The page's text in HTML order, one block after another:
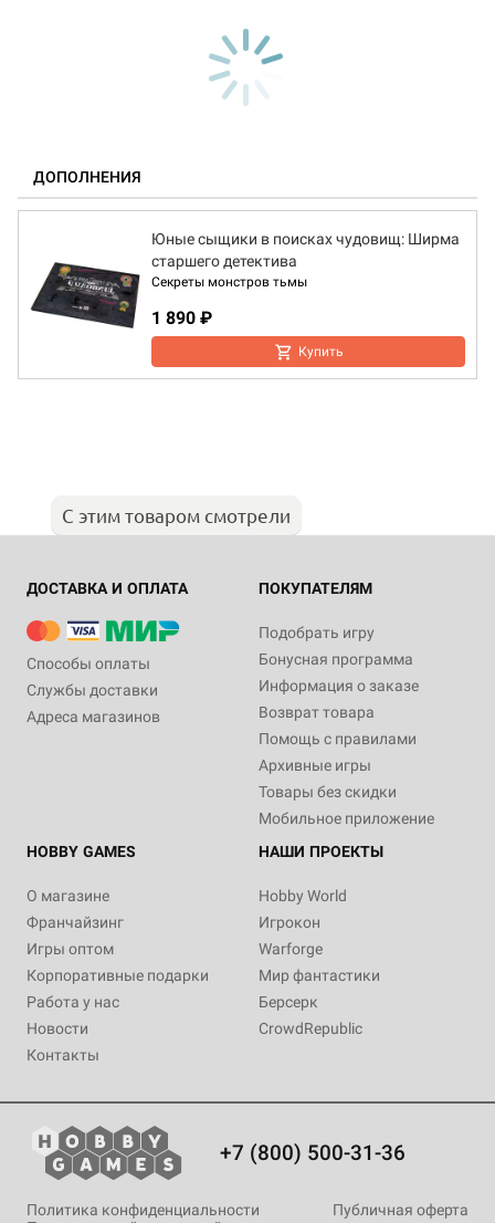
ДОПОЛНЕНИЯ
Юные сыщики в поисках чудовищ: Ширма
старшего детектива
Секреты монстров тьмы
1 890 ₽
Купить
С этим товаром смотрели
ДОСТАВКА И ОПЛАТА
Способы оплаты
Службы доставки
Адреса магазинов
ПОКУПАТЕЛЯМ
Подобрать игру
Бонусная программа
Информация о заказе
Возврат товара
Помощь с правилами
Архивные игры
Товары без скидки
Мобильное приложение
HOBBY GAMES
О магазине
Франчайзинг
Игры оптом
Корпоративные подарки
Работа у нас
Новости
Контакты
НАШИ ПРОЕКТЫ
Hobby World
Игрокон
Warforge
Мир фантастики
Берсерк
CrowdRepublic
+7 (800) 500-31-36
Политика конфиденциальности
Публичная оферта